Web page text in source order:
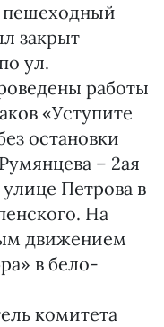
пешеходный
закрыт
ул.
работы
«Уступите
остановки
– 2ая
Петрова в
На
движением
в бело-
комитета